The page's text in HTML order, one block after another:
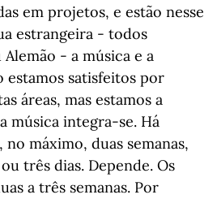
em projetos, e estão nesse
estrangeira - todos
- a música e a
estamos satisfeitos por
áreas, mas estamos a
música integra-se. Há
máximo, duas semanas,
três dias. Depende. Os
a três semanas. Por